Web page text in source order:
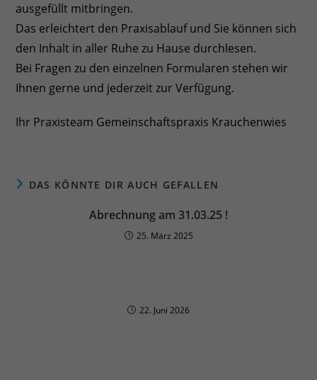
ausgefüllt mitbringen.
Das erleichtert den Praxisablauf und Sie können sich
den Inhalt in aller Ruhe zu Hause durchlesen.
Bei Fragen zu den einzelnen Formularen stehen wir
Ihnen gerne und jederzeit zur Verfügung.
Ihr Praxisteam Gemeinschaftspraxis Krauchenwies
DAS KÖNNTE DIR AUCH GEFALLEN
Abrechnung am 31.03.25 !
25. März 2025
22. Juni 2026